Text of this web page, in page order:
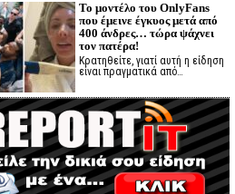
Το μοντέλο του OnlyFans
που έμεινε έγκυος μετά από
400 άνδρες… τώρα ψάχνει
τον πατέρα!
Κρατηθείτε, γιατί αυτή η είδηση
είναι πραγματικά από…